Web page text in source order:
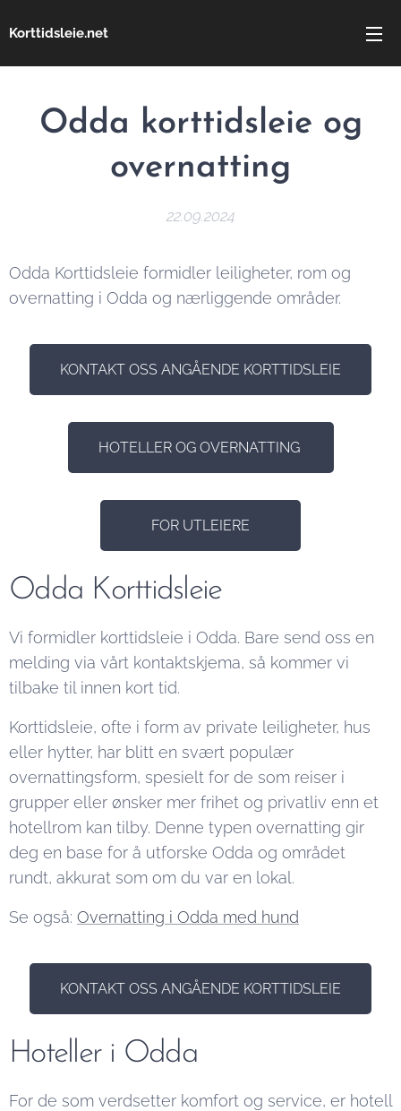
Korttidsleie.net
Odda korttidsleie og
overnatting
22.09.2024
Odda Korttidsleie formidler leiligheter, rom og
overnatting i Odda og nærliggende områder.
KONTAKT OSS ANGÅENDE KORTTIDSLEIE
HOTELLER OG OVERNATTING
FOR UTLEIERE
Odda Korttidsleie
Vi formidler korttidsleie i Odda. Bare send oss en
melding via vårt kontaktskjema, så kommer vi
tilbake til innen kort tid.
Korttidsleie, ofte i form av private leiligheter, hus
eller hytter, har blitt en svært populær
overnattingsform, spesielt for de som reiser i
grupper eller ønsker mer frihet og privatliv enn et
hotellrom kan tilby. Denne typen overnatting gir
deg en base for å utforske Odda og området
rundt, akkurat som om du var en lokal.
Se også: Overnatting i Odda med hund
KONTAKT OSS ANGÅENDE KORTTIDSLEIE
Hoteller i Odda
For de som verdsetter komfort og service, er hotell